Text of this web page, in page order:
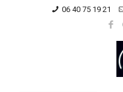
06 40 75 19 21